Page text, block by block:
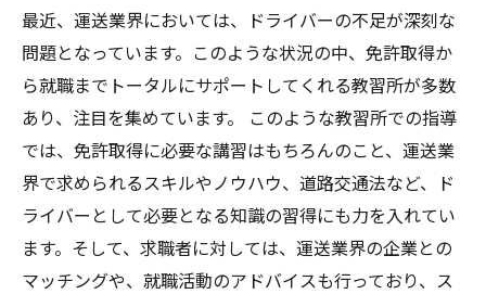
最近、運送業界においては、ドライバーの不足が深刻な
問題となっています。このような状況の中、免許取得か
ら就職までトータルにサポートしてくれる教習所が多数
あり、注目を集めています。 このような教習所での指導
では、免許取得に必要な講習はもちろんのこと、運送業
界で求められるスキルやノウハウ、道路交通法など、ド
ライバーとして必要となる知識の習得にも力を入れてい
ます。そして、求職者に対しては、運送業界の企業との
マッチングや、就職活動のアドバイスも行っており、ス